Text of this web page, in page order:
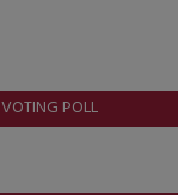
VOTING POLL